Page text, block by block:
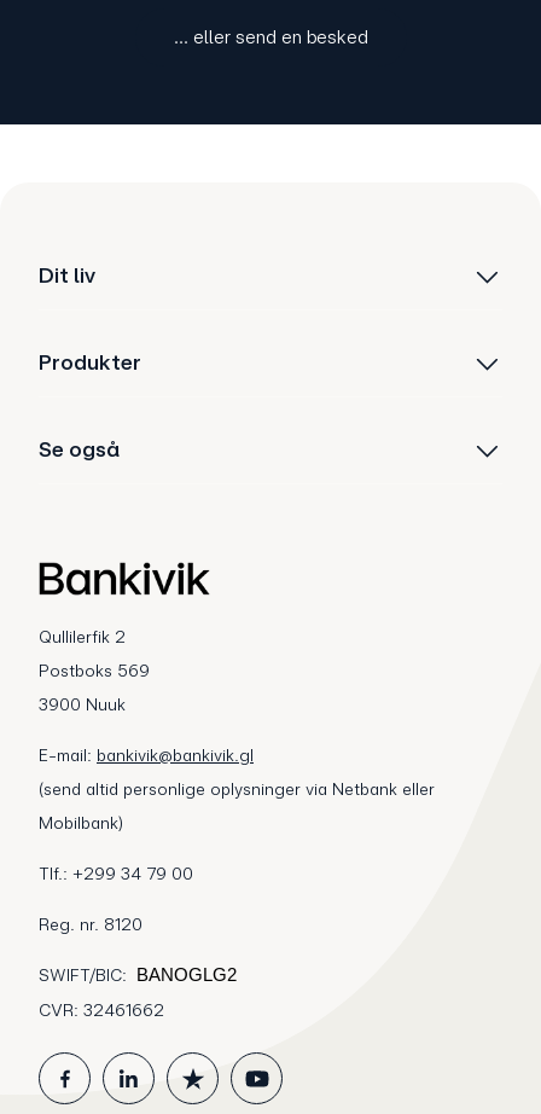
... eller send en besked
Dit liv
Produkter
Se også
Qullilerfik 2
Postboks 569
3900 Nuuk
E-mail: bankivik@bankivik.gl
(send altid personlige oplysninger via Netbank eller
Mobilbank)
Tlf.: +299 34 79 00
Reg. nr. 8120
SWIFT/BIC:
BANOGLG2
CVR: 32461662